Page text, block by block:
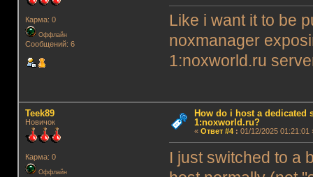
Карма: 0
Оффлайн
Сообщений: 6
Like i want it to be
noxmanager
1:noxworld.ru
Teek89
Новичок
Карма: 0
Оффлайн
How do i host a dedicated
1:noxworld.ru?
« Ответ #4: 01/12/2025 01:21:01
I just switched to a